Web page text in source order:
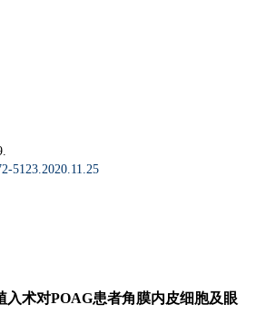
5123.2020.11.25
入术对POAG患者角膜内皮细胞及眼